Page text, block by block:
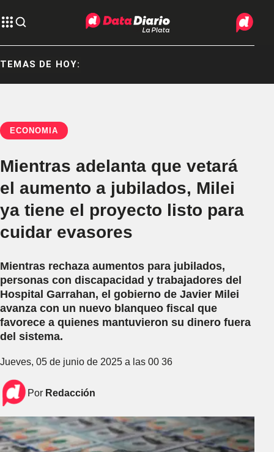
TEMAS DE HOY:
ECONOMÍA
Mientras adelanta que vetará
el aumento a jubilados, Milei
ya tiene el proyecto listo para
cuidar evasores
Mientras rechaza aumentos para jubilados,
personas con discapacidad y trabajadores del
Hospital Garrahan, el gobierno de Javier Milei
avanza con un nuevo blanqueo fiscal que
favorece a quienes mantuvieron su dinero fuera
del sistema.
Jueves, 05 de junio de 2025 a las 00 36
Por Redacción